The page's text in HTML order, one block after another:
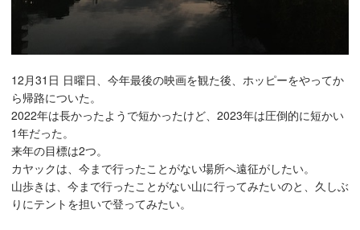
12月31日 日曜日、今年最後の映画を観た後、ホッピーをやってか
ら帰路についた。
2022年は長かったようで短かったけど、2023年は圧倒的に短かい
1年だった。
来年の目標は2つ。
カヤックは、今まで行ったことがない場所へ遠征がしたい。
山歩きは、今まで行ったことがない山に行ってみたいのと、久しぶ
りにテントを担いで登ってみたい。